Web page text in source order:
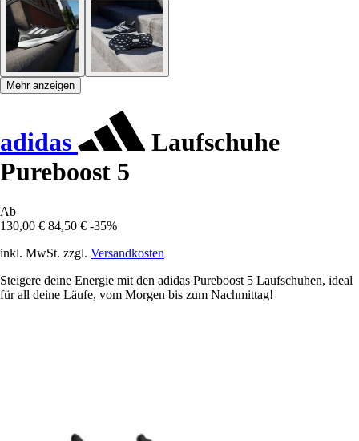
Mehr anzeigen
adidas
Laufschuhe
Pureboost 5
Ab
130,00 € 84,50 € -35%
inkl. MwSt. zzgl. Versandkosten
Steigere deine Energie mit den adidas Pureboost 5 Laufschuhen, ideal
für all deine Läufe, vom Morgen bis zum Nachmittag!